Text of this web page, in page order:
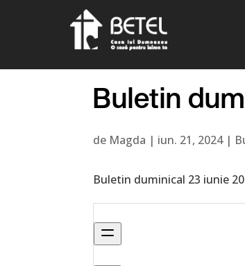
Buletin
de Magda | iun. 21, 2024|
Buletin duminical 23 iunie